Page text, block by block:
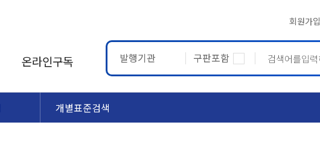
회원가입
온라인구독 발행기관 구판포함
개별표준검색